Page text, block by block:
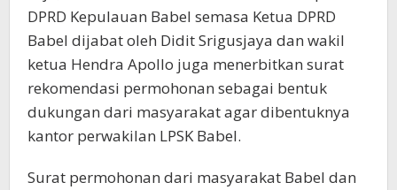
DPRD Kepulauan Babel semasa Ketua DPRD
Babel dijabat oleh Didit Srigusjaya dan wakil
ketua Hendra Apollo juga menerbitkan surat
rekomendasi permohonan sebagai bentuk
dukungan dari masyarakat agar dibentuknya
kantor perwakilan LPSK Babel.
Surat permohonan dari masyarakat Babel dan